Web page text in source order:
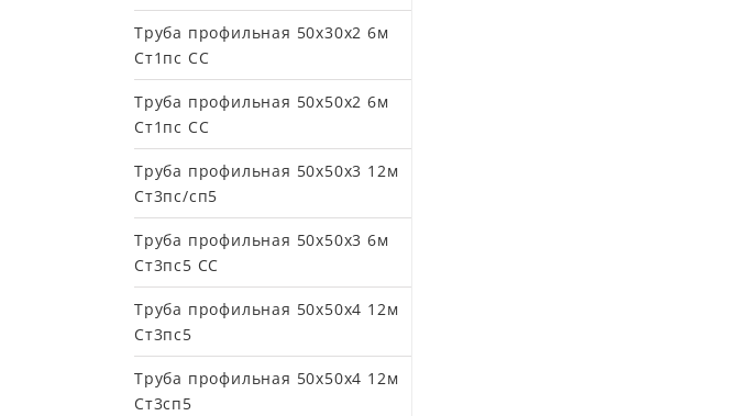
Труба профильная 50х30х2 6м
Ст1пс СС
Труба профильная 50х50х2 6м
Ст1пс СС
Труба профильная 50х50х3 12м
Ст3пс/сп5
Труба профильная 50х50х3 6м
Ст3пс5 СС
Труба профильная 50х50х4 12м
Ст3пс5
Труба профильная 50х50х4 12м
Ст3сп5